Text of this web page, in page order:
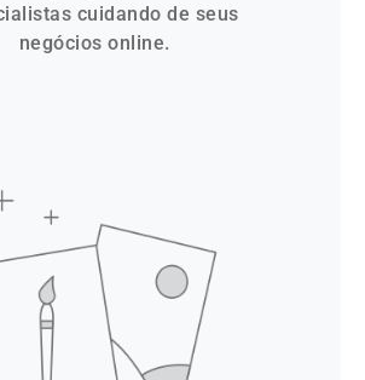
cuidando de seus
negócios online.